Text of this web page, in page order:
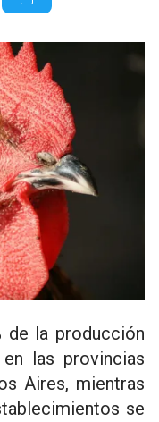
las provincias
Aires, mientras
se